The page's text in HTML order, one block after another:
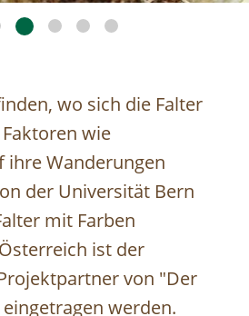
wo sich die Falter
wie
ihre Wanderungen
der Universität Bern
mit Farben
ist der
von "Der
werden.